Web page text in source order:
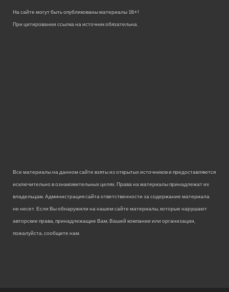
На сайте могут быть опубликованы материалы 18+!
При цитировании ссылка на источник обязательна.
Все материалы на данном сайте взяты из открытых источников и предоставляются
исключительно в ознакомительных целях. Права на материалы принадлежат их
владельцам. Администрация сайта ответственности за содержание материала
не несет. Если Вы обнаружили на нашем сайте материалы, которые нарушают
авторские права, принадлежащие Вам, Вашей компании или организации,
пожалуйста, сообщите нам.